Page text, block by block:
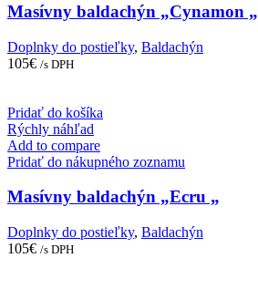
Masívny baldachýn „Cynamon „
Doplnky do postieľky, Baldachýn
105€ /s DPH
Pridať do košíka
Rýchly náhľad
Add to compare
Pridať do nákupného zoznamu
Masívny baldachýn „Ecru „
Doplnky do postieľky, Baldachýn
105€ /s DPH